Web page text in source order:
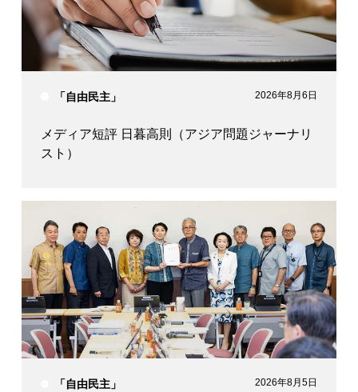
「自由民主」 2026年8月6日
メディア短評 日暮高則（アジア問題ジャーナリ
スト）
「自由民主」 2026年8月5日